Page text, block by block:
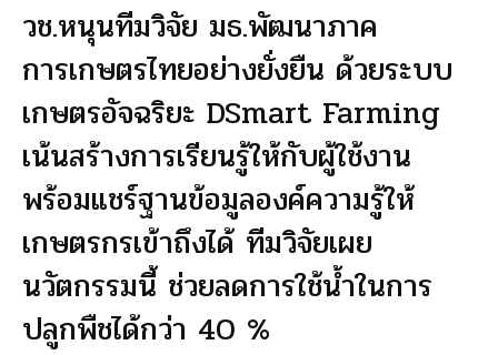
วช.หนุนทีมวิจัย มธ.พัฒนาภาค
การเกษตรไทยอย่างยั่งยืน ด้วยระบบ
เกษตรอัจฉริยะ DSmart Farming
เน้นสร้างการเรียนรู้ให้กับผู้ใช้งาน
พร้อมแชร์ฐานข้อมูลองค์ความรู้ให้
เกษตรกรเข้าถึงได้ ทีมวิจัยเผย
นวัตกรรมนี้ ช่วยลดการใช้น้ำในการ
ปลูกพืชได้กว่า 40 %